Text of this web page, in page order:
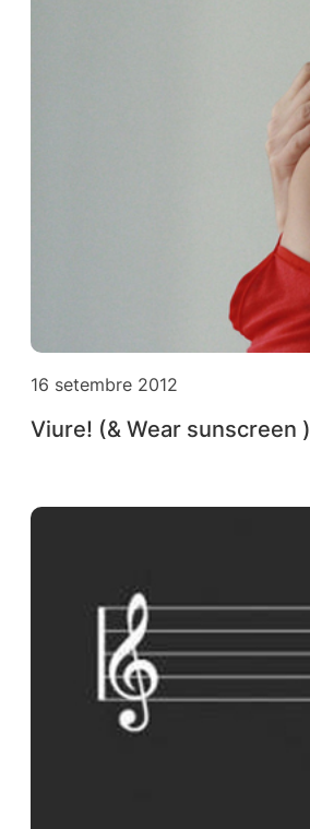
16 setembre 2012
Viure! (& Wear sunscreen )